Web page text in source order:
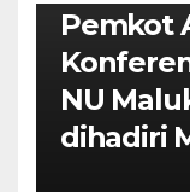
Pemkot
NU
dihadiri